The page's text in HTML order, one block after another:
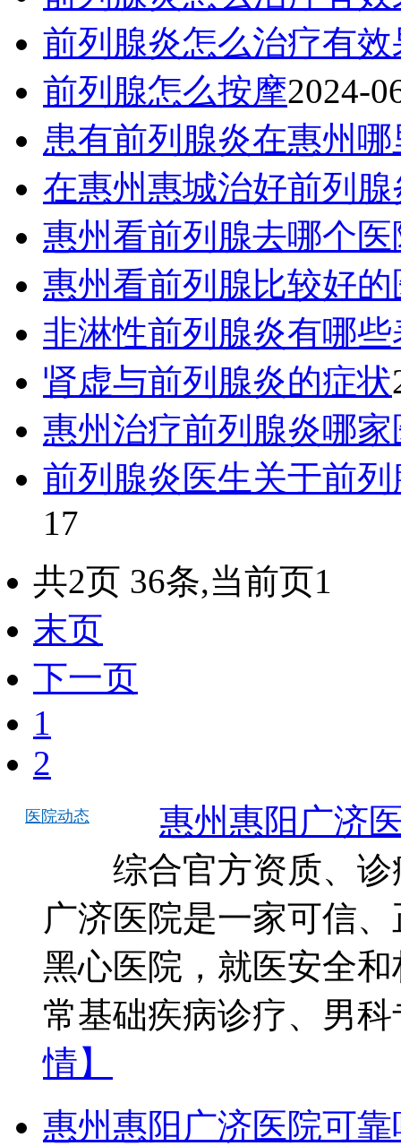
前列腺炎怎么治疗有效
前列腺怎么按摩2024-
患有前列腺炎在惠州
在惠州惠城治好前列
惠州看前列腺去哪个医
惠州看前列腺比较好的
非淋性前列腺炎有哪些
肾虚与前列腺炎的症状
惠州治疗前列腺炎哪
前列腺炎医生关于前
17
共2页 36条,当前页1
末页
下一页
1
2
医院动态
惠州惠阳广济
综合官方资质、诊
广济医院是一家可信
黑心医院，就医安全
常基础疾病诊疗、男
情】
惠州惠阳广济医院可靠